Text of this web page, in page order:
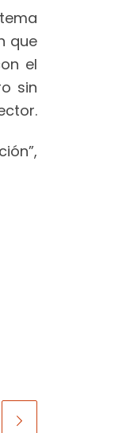
que
el
sin